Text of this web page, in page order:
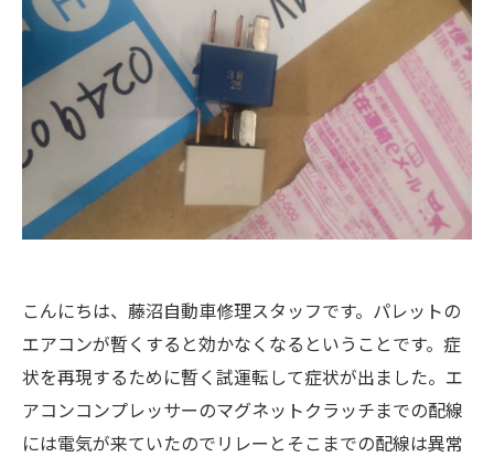
こんにちは、藤沼自動車修理スタッフです。パレットの
エアコンが暫くすると効かなくなるということです。症
状を再現するために暫く試運転して症状が出ました。エ
アコンコンプレッサーのマグネットクラッチまでの配線
には電気が来ていたのでリレーとそこまでの配線は異常